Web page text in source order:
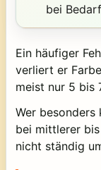
bei
Ein häufiger
verliert er
meist nur 5 bis
Wer
bei mittlerer
nicht ständig